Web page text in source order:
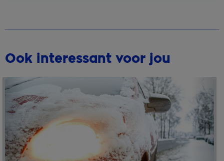
Ook interessant voor jou